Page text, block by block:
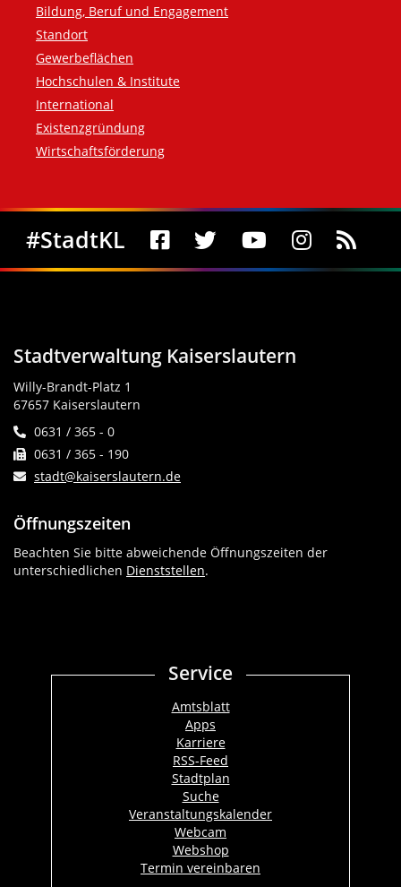
Bildung, Beruf und Engagement
Standort
Gewerbeflächen
Hochschulen & Institute
International
Existenzgründung
Wirtschaftsförderung
Social Media
#StadtKL
Stadtverwaltung Kaiserslautern
Willy-Brandt-Platz 1
67657 Kaiserslautern
0631 / 365 - 0
0631 / 365 - 190
stadt@kaiserslautern.de
Öffnungszeiten
Beachten Sie bitte abweichende Öffnungszeiten der
unterschiedlichen Dienststellen.
Service
Amtsblatt
Apps
Karriere
RSS-Feed
Stadtplan
Suche
Veranstaltungskalender
Webcam
Webshop
Termin vereinbaren